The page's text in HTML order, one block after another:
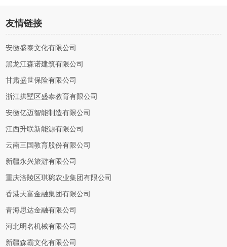
友情链接
安徽盛泰文化有限公司
黑龙江森诺建筑有限公司
甘肃盛世保险有限公司
浙江拱墅区盛泰教育有限公司
安徽亿迈智能制造有限公司
江西升联新能源有限公司
云南三国教育股份有限公司
新疆永兴旅游有限公司
重庆涪陵区琪琬农业集团有限公司
香港天富金融集团有限公司
青海思达金融有限公司
河北明名机械有限公司
新疆森霸文化有限公司